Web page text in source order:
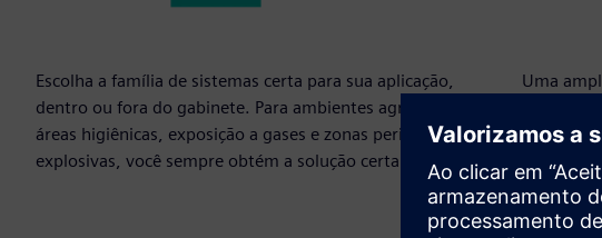
Escolha a família de sistemas certa para sua aplicação,
dentro ou fora do gabinete. Para ambientes agressivos,
áreas higiênicas, exposição a gases e zonas perigosas ou
explosivas, você sempre obtém a solução certa.
Uma
você